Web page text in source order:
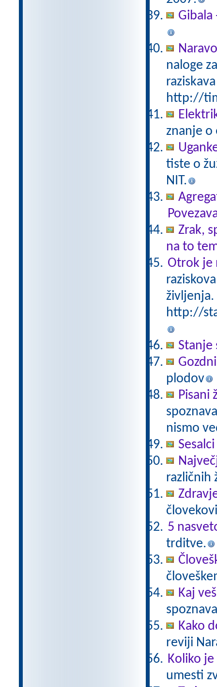
Gibala
naloge
http://
znanje o
tiste o
NIT.
Zrak,
na to
Otrok je
življenja.
http://
Stanje
plodov
Pisani
nismo
Sesalci
različnih
5
trditve.
Kaj
Kako
reviji
Koliko
umesti